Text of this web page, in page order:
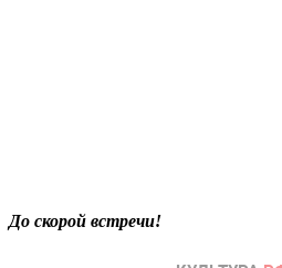
До скорой встречи!